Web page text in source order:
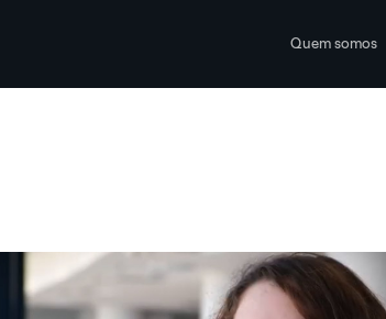
Quem somos
na 3Sun - Adriana Yánez